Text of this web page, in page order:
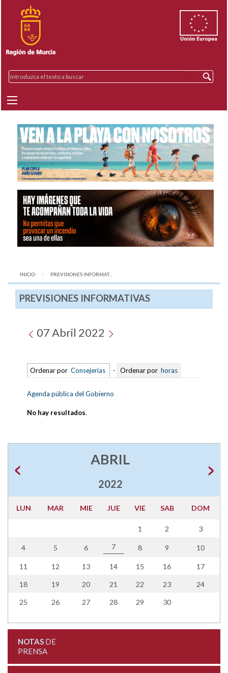
INICIO AQUÍ:
PREVISIONES INFORMAT...
PREVISIONES INFORMATIVAS
07 Abril 2022
Ordenar por Consejerías - Ordenar por horas
Agenda pública del Gobierno
No hay resultados.
ABRIL
2022
LUN MAR MIE JUE VIE SAB DOM
1 2 3
4 5 6 7 8 9 10
11 12 13 14 15 16 17
18 19 20 21 22 23 24
25 26 27 28 29 30
NOTASDE
PRENSA